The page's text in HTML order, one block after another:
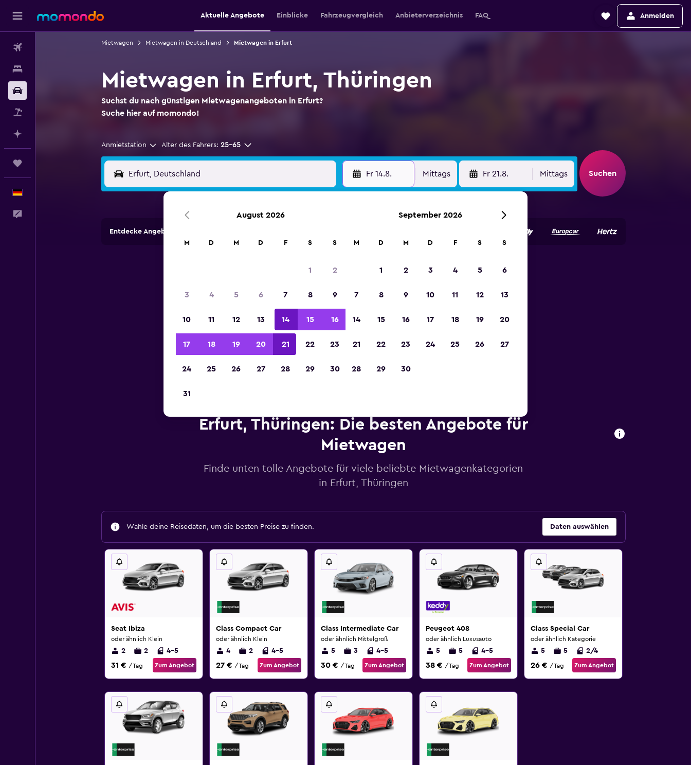
Aktuelle Angebote Einblicke Fahrzeugvergleich Anbieterverzeichnis FAQ Anmelden
Mietwagen Mietwagen in Deutschland Mietwagen in Erfurt
Mietwagen in Erfurt, Thüringen
Suchst du nach günstigen Mietwagenangeboten in Erfurt?
Suche hier auf momondo!
Anmietstation Alter des Fahrers: 25-65
Fr 14.8. Mittags Fr 21.8. Mittags Suchen
Entdecke Angebote von Autovermietungen an über 70.000 Standorten mit momondo.
Sieger 2023 gekürt
Erfurt, Thüringen: Die besten Angebote für
Mietwagen
Finde unten tolle Angebote für viele beliebte Mietwagenkategorien
in Erfurt, Thüringen
Wähle deine Reisedaten, um die besten Preise zu finden. Daten auswählen
Seat Ibiza
oder ähnlich Klein
2 2 4-5
31 € /Tag Zum Angebot
Class Compact Car
oder ähnlich Klein
4 2 4-5
27 € /Tag Zum Angebot
Class Intermediate Car
oder ähnlich Mittelgroß
5 3 4-5
30 € /Tag Zum Angebot
Peugeot 408
oder ähnlich Luxusauto
5 5 4-5
38 € /Tag Zum Angebot
Class Special Car
oder ähnlich Kategorie
5 5 2/4
26 € /Tag Zum Angebot
August 2026
M D M D F S S
1 2
3 4 5 6 7 8 9
10 11 12 13 14 15 16
17 18 19 20 21 22 23
24 25 26 27 28 29 30
31
September 2026
M D M D F S S
1 2 3 4 5 6
7 8 9 10 11 12 13
14 15 16 17 18 19 20
21 22 23 24 25 26 27
28 29 30